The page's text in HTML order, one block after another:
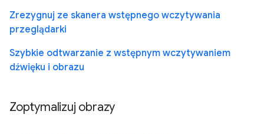
Zrezygnuj ze skanera wstępnego wczytywania
przeglądarki
Szybkie odtwarzanie z wstępnym wczytywaniem
dźwięku i obrazu
Zoptymalizuj obrazy